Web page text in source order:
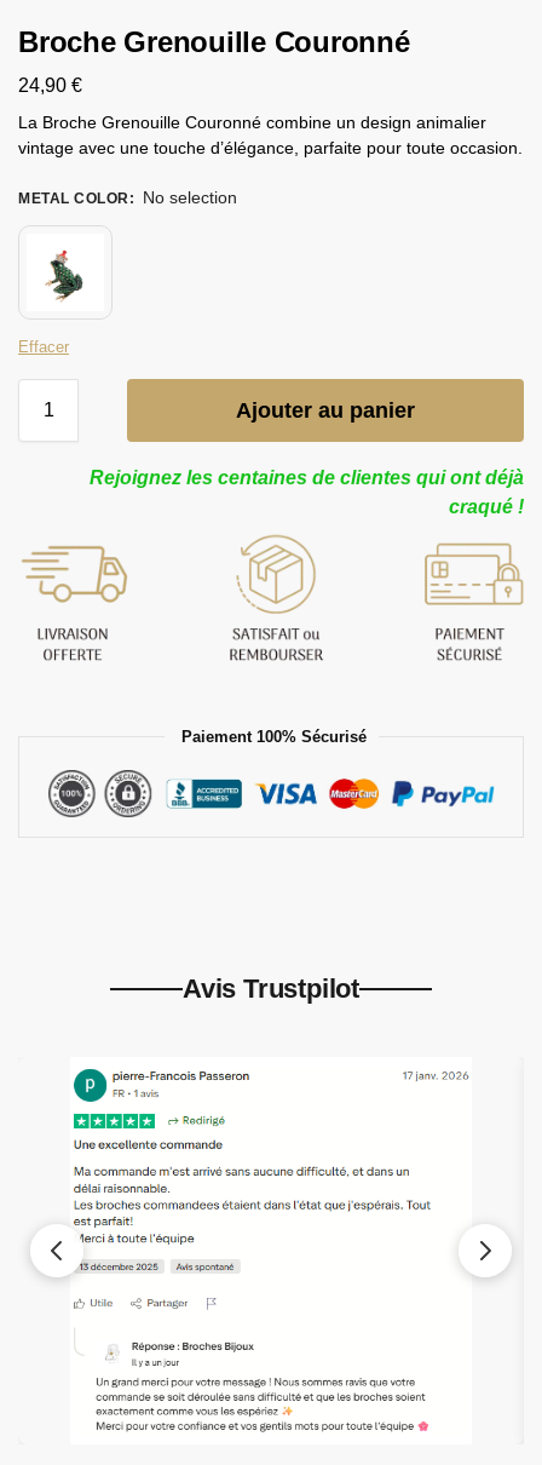
Broche Grenouille Couronné
24,90 €
La Broche Grenouille Couronné combine un design animalier
vintage avec une touche d’élégance, parfaite pour toute occasion.
METAL COLOR : No selection
Effacer
Ajouter au panier
Rejoignez les centaines de clientes qui ont déjà
craqué !
Paiement 100% Sécurisé
Avis Trustpilot